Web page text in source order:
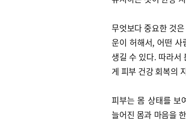
무엇보다 중요한 것
운이 허해서, 어떤
생길 수 있다. 따라서
게 피부 건강 회복의
피부는 몸 상태를 보
늘어진 몸과 마음을